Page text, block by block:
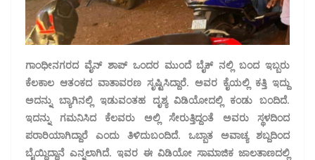
ಗಾಂಧೀನಗರದ ವೈನ್ ಶಾಪ್ ಒಂದರ ಮುಂದೆ ಬೈಕ್‌ ನಲ್ಲಿ ಬಂದ ಇಬ್ಬರು
ಕೆಲಕಾಲ ಆತಂಕದ ವಾತಾವರಣ ಸೃಷ್ಟಿಸಿದ್ದಾರೆ. ಅವರ ಕೈಯಲ್ಲಿ ಕತ್ತಿ ಇದ್ದು
ಅದನ್ನು ಬ್ಯಾಗಿನಲ್ಲಿ ಇಡುವಂತಹ ದೃಶ್ಯ ವಿಡಿಯೋದಲ್ಲಿ ಕಂಡು ಬಂದಿದೆ.
ಇದನ್ನು ಗಮನಿಸಿದ ಕೆಲವರು ಅಲ್ಲಿ ಸೇರುತ್ತಿದ್ದಂತೆ ಅವರು ಸ್ಥಳದಿಂದ
ಪರಾರಿಯಾಗಿದ್ದಾರೆ ಎಂದು ತಿಳಿದು‌ಬಂದಿದೆ. ಒಬ್ಬಾತ ಅವಾಚ್ಯ ಶಬ್ದದಿಂದ
ಬೈಯ್ದಿದ್ದಾನೆ ಎನ್ನಲಾಗಿದೆ. ಇವರ ಈ ವಿಡಿಯೋ ಸಾಮಾಜಿಕ ಜಾಲತಾಣದಲ್ಲಿ